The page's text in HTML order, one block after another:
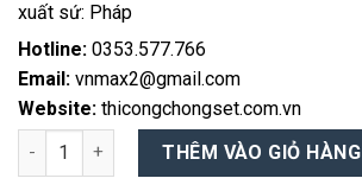
xuất sứ: Pháp
Hotline: 0353.577.766
Email: vnmax2@gmail.com
Website: thicongchongset.com.vn
KIM THU SÉT PULSAR số lượng
THÊM VÀO GIỎ HÀNG